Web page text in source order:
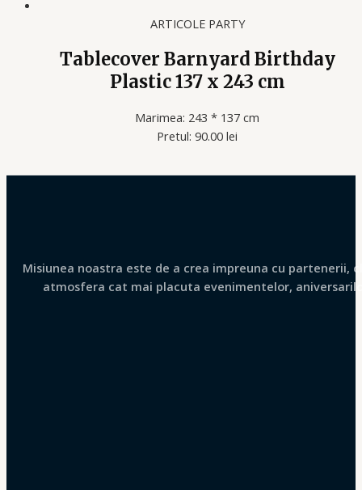
ARTICOLE PARTY
Tablecover Barnyard Birthday
Plastic 137 x 243 cm
Marimea: 243 * 137 cm
Pretul: 90.00 lei
Misiunea noastra este de a crea impreuna cu partenerii,
atmosfera cat mai placuta evenimentelor,